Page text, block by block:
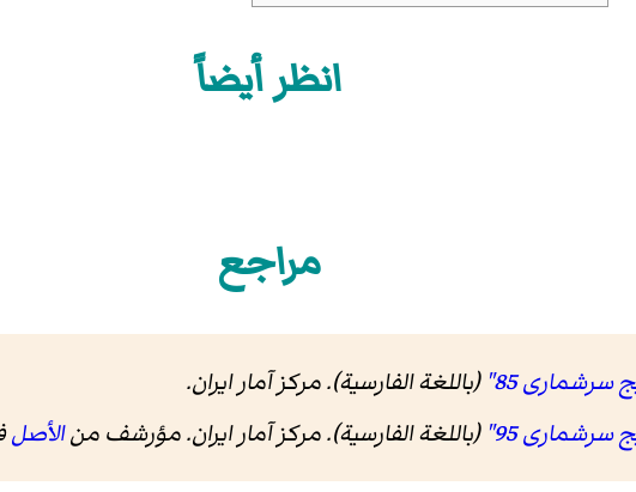
انظر أيضاً
مراجع
(باللغة الفارسية). مرکز آمار ایران.
(باللغة الفارسية). مرکز آمار ایران. مؤرشف منالأصل